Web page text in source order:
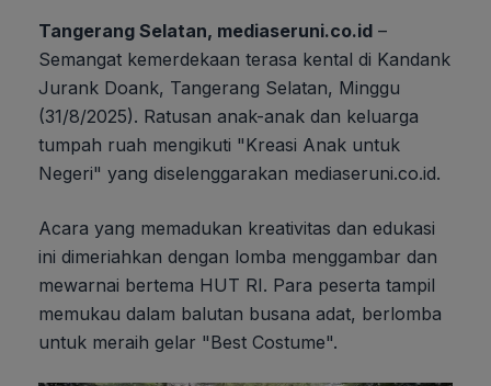
Tangerang Selatan, mediaseruni.co.id –
Semangat kemerdekaan terasa kental di Kandank
Jurank Doank, Tangerang Selatan, Minggu
(31/8/2025). Ratusan anak-anak dan keluarga
tumpah ruah mengikuti "Kreasi Anak untuk
Negeri" yang diselenggarakan mediaseruni.co.id.
Acara yang memadukan kreativitas dan edukasi
ini dimeriahkan dengan lomba menggambar dan
mewarnai bertema HUT RI. Para peserta tampil
memukau dalam balutan busana adat, berlomba
untuk meraih gelar "Best Costume".